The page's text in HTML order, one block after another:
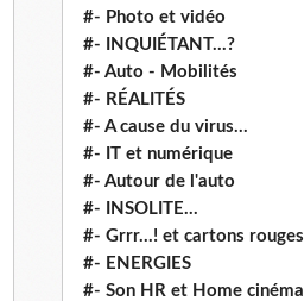
#- Photo et vidéo
#- INQUIÉTANT...?
#- Auto - Mobilités
#- RÉALITÉS
#- A cause du virus...
#- IT et numérique
#- Autour de l'auto
#- INSOLITE...
#- Grrr...! et cartons rouges
#- ENERGIES
#- Son HR et Home cinéma